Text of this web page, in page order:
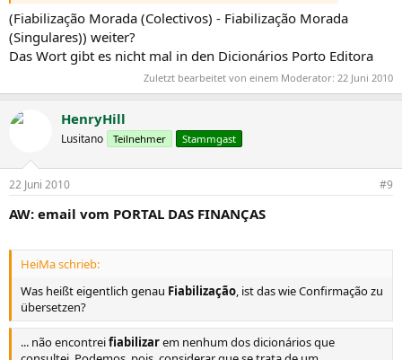
(Fiabilização Morada (Colectivos) - Fiabilização Morada
(Singulares)) weiter?
Das Wort gibt es nicht mal in den Dicionários Porto Editora
Zuletzt bearbeitet von einem Moderator: 22 Juni 2010
HenryHill
Lusitano Teilnehmer Stammgast
22 Juni 2010 #9
AW: email vom PORTAL DAS FINANÇAS
HeiMa schrieb:
Was heißt eigentlich genau Fiabilização, ist das wie Confirmação zu
übersetzen?
... não encontreifiabilizarem nenhum dos dicionários que